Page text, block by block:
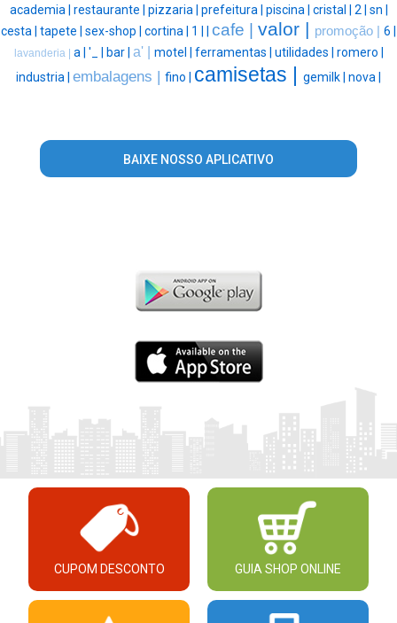
academia | restaurante | pizzaria | prefeitura | piscina | cristal | 2 | sn |
cesta | tapete | sex-shop | cortina | 1 | cafe | valor | promoção | 6 |
lavanderia | a | '_ | bar | a' | motel | ferramentas | utilidades | romero |
industria | embalagens | fino | camisetas | gemilk | nova |
BAIXE NOSSO APLICATIVO
CUPOM DESCONTO GUIA SHOP ONLINE